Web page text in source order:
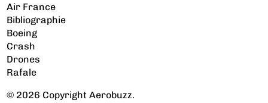
Air France
Bibliographie
Boeing
Crash
Drones
Rafale
© 2026 Copyright Aerobuzz.